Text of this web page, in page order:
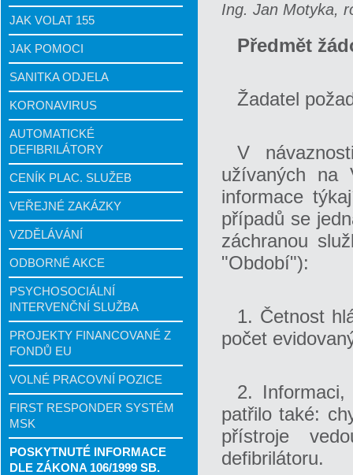
JAK VOLAT 155
JAK POMOCI
SANITKA ODJELA
KORONAVIRUS
AUTOMATICKÉ
DEFIBRILÁTORY
CENÍK PLAC. SLUŽEB
VEŘEJNÉ ZAKÁZKY
VZDĚLÁVÁNÍ
ODBORNÉ AKCE
PSYCHOSOCIÁLNÍ
INTERVENČNÍ SLUŽBA
PROJEKTY FINANCOVANÉ Z
FONDŮ EU
VOLNÉ PRACOVNÍ POZICE
FIRST RESPONDER SYSTÉM
MSK
POSKYTNUTÉ INFORMACE
DLE ZÁKONA 106/1999 SB.
Ing. Jan Motyka,
Předmět
Žadatel
V
užívaných na
informace
případů se
záchranou
"Období"):
1. Četnost
počet
2.
patřilo také:
přístroje
defibrilátoru.